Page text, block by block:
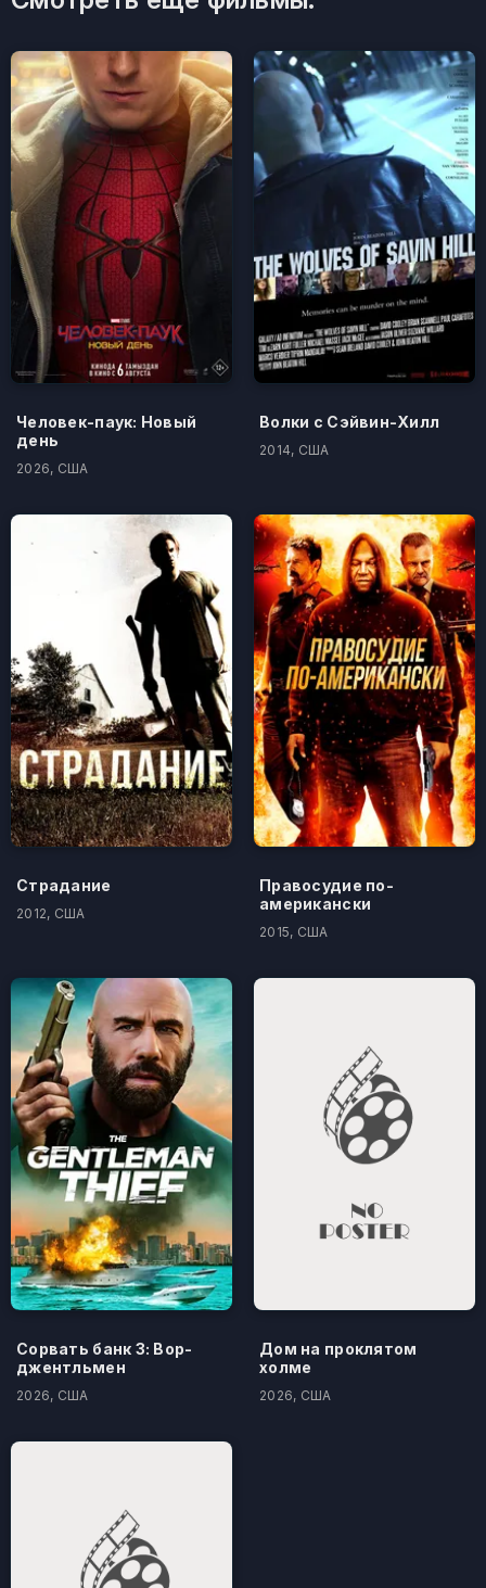
Человек-паук: Новый
день
2026, США
Волки с Сэйвин-Хилл
2014, США
Страдание
2012, США
Правосудие по-
американски
2015, США
Сорвать банк 3: Вор-
джентльмен
2026, США
Дом на проклятом
холме
2026, США